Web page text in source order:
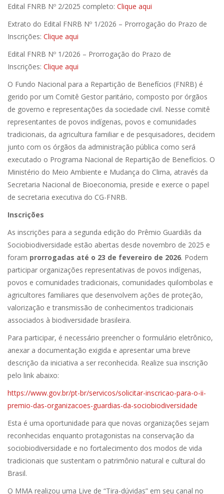
Edital FNRB Nº 2/2025 completo: Clique aqui
Extrato do Edital FNRB Nº 1/2026 – Prorrogação do Prazo de
Inscrições: Clique aqui
Edital FNRB Nº 1/2026 – Prorrogação do Prazo de
Inscrições: Clique aqui
O Fundo Nacional para a Repartição de Benefícios (FNRB) é
gerido por um Comitê Gestor paritário, composto por órgãos
de governo e representações da sociedade civil. Nesse comitê
representantes de povos indígenas, povos e comunidades
tradicionais, da agricultura familiar e de pesquisadores, decidem
junto com os órgãos da administração pública como será
executado o Programa Nacional de Repartição de Benefícios. O
Ministério do Meio Ambiente e Mudança do Clima, através da
Secretaria Nacional de Bioeconomia, preside e exerce o papel
de secretaria executiva do CG-FNRB.
Inscrições
As inscrições para a segunda edição do Prêmio Guardiãs da
Sociobiodiversidade estão abertas desde novembro de 2025 e
foram prorrogadas até o 23 de fevereiro de 2026. Podem
participar organizações representativas de povos indígenas,
povos e comunidades tradicionais, comunidades quilombolas e
agricultores familiares que desenvolvem ações de proteção,
valorização e transmissão de conhecimentos tradicionais
associados à biodiversidade brasileira.
Para participar, é necessário preencher o formulário eletrônico,
anexar a documentação exigida e apresentar uma breve
descrição da iniciativa a ser reconhecida. Realize sua inscrição
pelo link abaixo:
https://www.gov.br/pt-br/servicos/solicitar-inscricao-para-o-ii-
premio-das-organizacoes-guardias-da-sociobiodiversidade
Esta é uma oportunidade para que novas organizações sejam
reconhecidas enquanto protagonistas na conservação da
sociobiodiversidade e no fortalecimento dos modos de vida
tradicionais que sustentam o patrimônio natural e cultural do
Brasil.
O MMA realizou uma Live de “Tira-dúvidas” em seu canal no